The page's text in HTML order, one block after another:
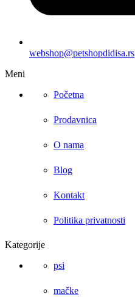
webshop@petshopdidisa.rs
Meni
Početna
Prodavnica
O nama
Blog
Kontakt
Politika privatnosti
Kategorije
psi
mačke